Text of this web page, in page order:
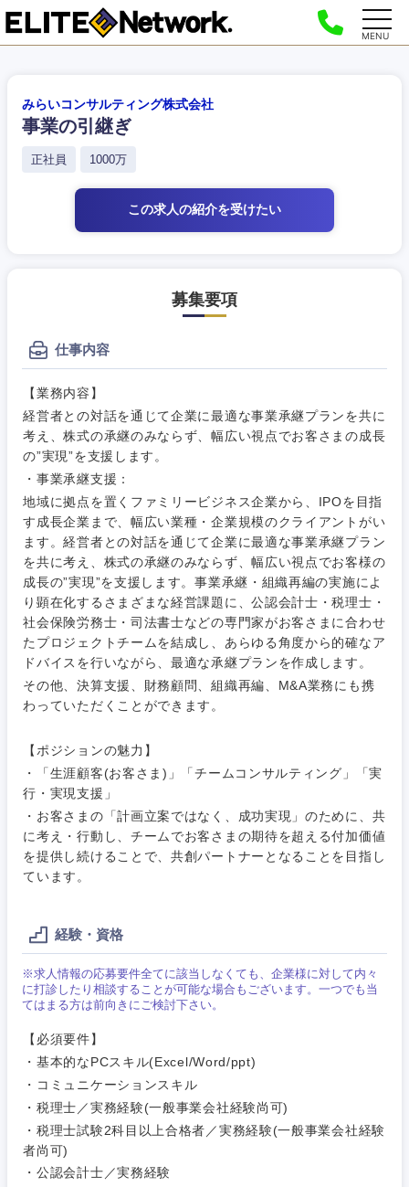
MENU
みらいコンサルティング株式会社
事業の引継ぎ
正社員 1000万
この求人の紹介を受けたい
募集要項
仕事内容
【業務内容】
経営者との対話を通じて企業に最適な事業承継プランを共に
考え、株式の承継のみならず、幅広い視点でお客さまの成長
の”実現”を支援します。
・事業承継支援：
地域に拠点を置くファミリービジネス企業から、IPOを目指
す成長企業まで、幅広い業種・企業規模のクライアントがい
ます。経営者との対話を通じて企業に最適な事業承継プラン
を共に考え、株式の承継のみならず、幅広い視点でお客様の
成長の”実現”を支援します。事業承継・組織再編の実施によ
り顕在化するさまざまな経営課題に、公認会計士・税理士・
社会保険労務士・司法書士などの専門家がお客さまに合わせ
たプロジェクトチームを結成し、あらゆる角度から的確なア
ドバイスを行いながら、最適な承継プランを作成します。
その他、決算支援、財務顧問、組織再編、M&A業務にも携
わっていただくことができます。
【ポジションの魅力】
・「生涯顧客(お客さま)」「チームコンサルティング」「実
行・実現支援」
・お客さまの「計画立案ではなく、成功実現」のために、共
に考え・行動し、チームでお客さまの期待を超える付加価値
を提供し続けることで、共創パートナーとなることを目指し
ています。
経験・資格
※求人情報の応募要件全てに該当しなくても、企業様に対して内々
に打診したり相談することが可能な場合もございます。一つでも当
てはまる方は前向きにご検討下さい。
【必須要件】
・基本的なPCスキル(Excel/Word/ppt)
・コミュニケーションスキル
・税理士／実務経験(一般事業会社経験尚可)
・税理士試験2科目以上合格者／実務経験(一般事業会社経験
者尚可)
・公認会計士／実務経験
ご希望の職種を選択してください
経営企
画・事業
企画
経営ボー
ド
管理
SCM
人事
マーケテ
営業
サービス
クリエイ
ティブ
コンサル
タント
専門職
すべての経営企画・事業企
画
事業企画・事業開発
M&A・事業投資
その他企画業務
ご希望の職種を選択してください
経営企画・事業企画
経営ボード
管理
SCM
人事
マーケティング
営業
サービス
クリエイティブ
コンサルタント
専門職
技術職（IT）、Webサービス・制作、ゲーム
技術職（モノづくり）
ご希望の業界を選択してください
商社・卸
エネルギー・資源・環境
電気・電子・半導体
素材・化学・金属
食品・化粧品・アパレル・消費財
メディカル・ヘルスケア・ライフサイエンス
金融
建設・不動産
倉庫・運輸・物流
ご希望の勤務地を選択してください
北海道・東北地方
北海道 青森県
秋田県
宮城県
福島県
ご希望条件を入力ください
希望年収
推奨年齢
20代 30代
フリーワード
急募
上場企業
スタートアップ企
外資系企業 英語を活かす
転勤なし 海外勤務あり
フルリモート